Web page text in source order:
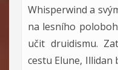
Whisperwind a
na lesního
učit druidismu.
cestu Elune,